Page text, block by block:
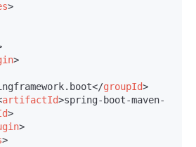
>
>
</groupId>
artifactId>spring-boot-maven-
>
>
>